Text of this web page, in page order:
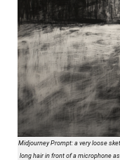
Midjourney Prompt: a very loose
long hair in front of a microphone